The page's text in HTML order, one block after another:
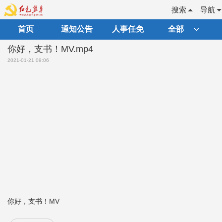
导航
搜索
首页 通知公告 人事任免 全部
你好，支书！MV.mp4
2021-01-21 09:06
你好，支书！MV